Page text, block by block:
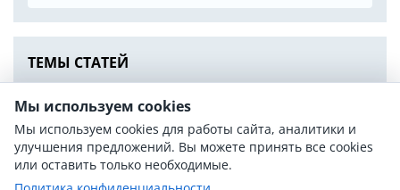
ТЕМЫ СТАТЕЙ
Национальный режим и импортозамещение
НМЦК и обоснование цены
ОКПД2, КТРУ и описание объекта закупки
Мы используем cookies
Мы используем cookies для работы сайта, аналитики и
улучшения предложений. Вы можете принять все cookies
или оставить только необходимые.